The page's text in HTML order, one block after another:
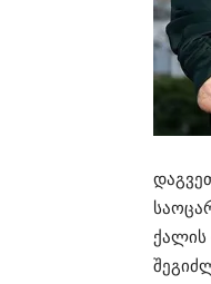
ქალის